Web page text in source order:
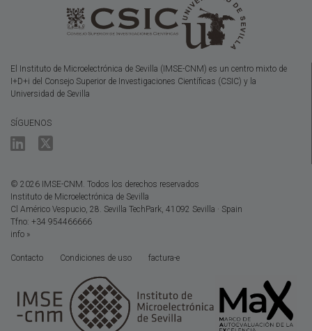
El Instituto de Microelectrónica de Sevilla (IMSE-CNM) es un centro mixto de
I+D+i del Consejo Superior de Investigaciones Científicas (CSIC) y la
Universidad de Sevilla
SÍGUENOS
© 2026 IMSE-CNM. Todos los derechos reservados
Instituto de Microelectrónica de Sevilla
Cl Américo Vespucio, 28. Sevilla TechPark, 41092 Sevilla · Spain
Tfno: +34 954466666
info »
Contacto Condiciones de uso factura-e